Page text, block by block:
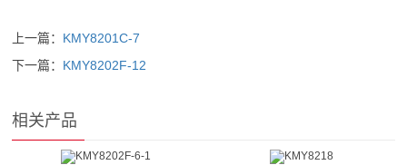
上一篇： KMY8201C-7
下一篇： KMY8202F-12
相关产品